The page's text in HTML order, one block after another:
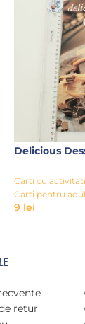
Delicious
Carti cu activitati
Carti pentru
9 lei
retur